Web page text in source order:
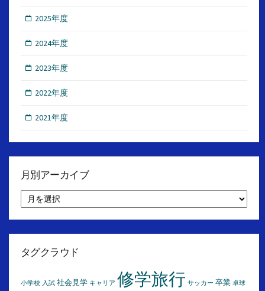
2025年度
2024年度
2023年度
2022年度
2021年度
月別アーカイブ
別
ア
イ
タグクラウド
小学校 入試 社会見学 キャリア 修学旅行 サッカー 卒業 卓球